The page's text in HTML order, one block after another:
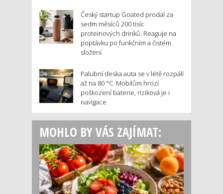
Český startup Goated prodal za
sedm měsíců 200 tisíc
proteinových drinků. Reaguje na
poptávku po funkčním a čistém
složení
Palubní deska auta se v létě rozpálí
až na 80 °C. Mobilům hrozí
poškození baterie, riziková je i
navigace
MOHLO BY VÁS ZAJÍMAT: